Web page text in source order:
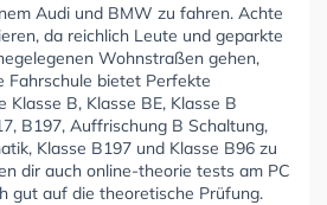
Audi und BMW zu fahren. Achte
da reichlich Leute und geparkte
Wohnstraßen gehen,
Fahrschule bietet Perfekte
Klasse B, Klasse BE, Klasse B
B197, Auffrischung B Schaltung,
Klasse B197 und Klasse B96 zu
dir auch online-theorie tests am PC
gut auf die theoretische Prüfung.